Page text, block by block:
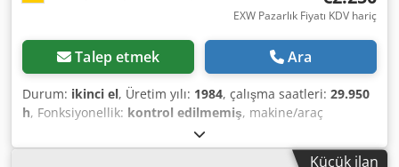
EXW Pazarlık Fiyatı KDV hariç
Talep etmek Ara
Durum: ikinci el, Üretim yılı: 1984, çalışma saatleri: 29.950
h, Fonksiyonellik: kontrol edilmemiş, makine/araç
, İkinci el BOGE vida kompresörü VEX
40D11, endüstriyel stoktan. Sağlam, kanıtlanmış teknoloji,
Küçük ilan